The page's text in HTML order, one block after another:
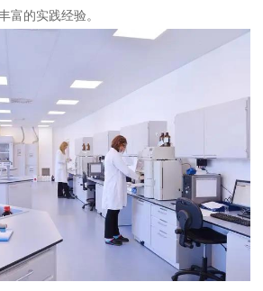
富的实践经验。